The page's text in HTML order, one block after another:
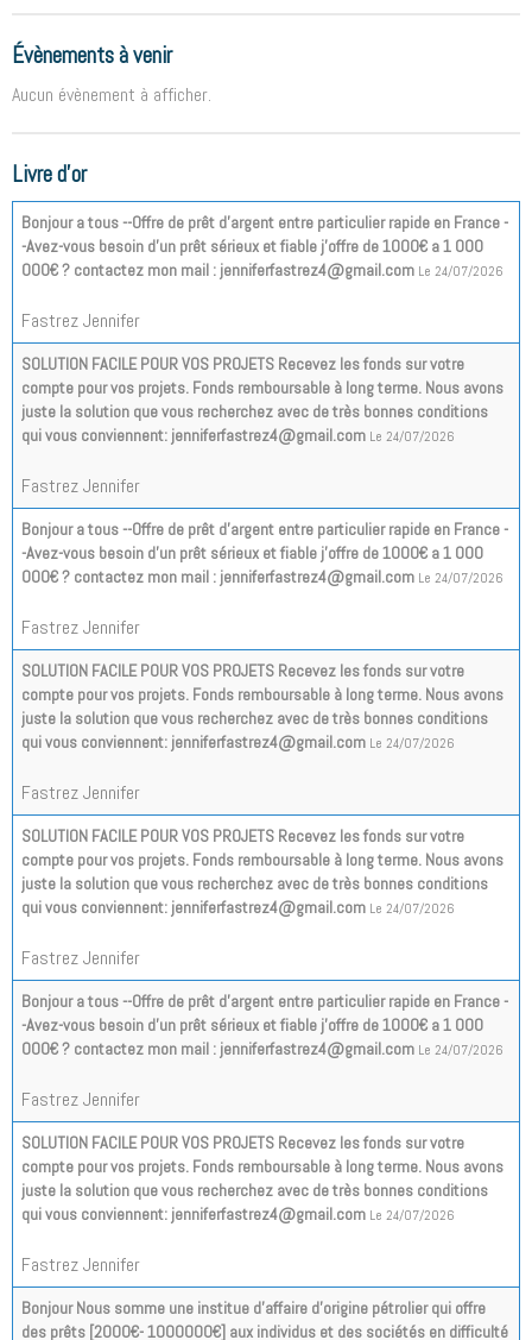
Évènements à venir
Aucun évènement à afficher.
Livre d'or
Bonjour a tous --Offre de prêt d'argent entre particulier rapide en France -
-Avez-vous besoin d'un prêt sérieux et fiable j'offre de 1000€ a 1 000
000€ ? contactez mon mail : jenniferfastrez4@gmail.com Le 24/07/2026
Fastrez Jennifer
SOLUTION FACILE POUR VOS PROJETS Recevez les fonds sur votre
compte pour vos projets. Fonds remboursable à long terme. Nous avons
juste la solution que vous recherchez avec de très bonnes conditions
qui vous conviennent: jenniferfastrez4@gmail.com Le 24/07/2026
Fastrez Jennifer
Bonjour a tous --Offre de prêt d'argent entre particulier rapide en France -
-Avez-vous besoin d'un prêt sérieux et fiable j'offre de 1000€ a 1 000
000€ ? contactez mon mail : jenniferfastrez4@gmail.com Le 24/07/2026
Fastrez Jennifer
SOLUTION FACILE POUR VOS PROJETS Recevez les fonds sur votre
compte pour vos projets. Fonds remboursable à long terme. Nous avons
juste la solution que vous recherchez avec de très bonnes conditions
qui vous conviennent: jenniferfastrez4@gmail.com Le 24/07/2026
Fastrez Jennifer
SOLUTION FACILE POUR VOS PROJETS Recevez les fonds sur votre
compte pour vos projets. Fonds remboursable à long terme. Nous avons
juste la solution que vous recherchez avec de très bonnes conditions
qui vous conviennent: jenniferfastrez4@gmail.com Le 24/07/2026
Fastrez Jennifer
Bonjour a tous --Offre de prêt d'argent entre particulier rapide en France -
-Avez-vous besoin d'un prêt sérieux et fiable j'offre de 1000€ a 1 000
000€ ? contactez mon mail : jenniferfastrez4@gmail.com Le 24/07/2026
Fastrez Jennifer
SOLUTION FACILE POUR VOS PROJETS Recevez les fonds sur votre
compte pour vos projets. Fonds remboursable à long terme. Nous avons
juste la solution que vous recherchez avec de très bonnes conditions
qui vous conviennent: jenniferfastrez4@gmail.com Le 24/07/2026
Fastrez Jennifer
Bonjour Nous somme une institue d’affaire d’origine pétrolier qui offre
des prêts [2000€- 1000000€] aux individus et des sociétés en difficulté